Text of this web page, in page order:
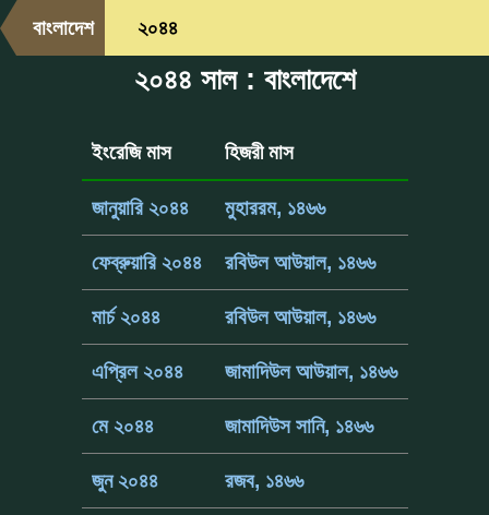
বাংলাদেশ ২০৪৪
২০৪৪ সাল : বাংলাদেশে
ইংরেজি মাস হিজরী মাস
জানুয়ারি ২০৪৪ মুহাররম, ১৪৬৬
ফেব্রুয়ারি ২০৪৪ রবিউল আউয়াল, ১৪৬৬
মার্চ ২০৪৪ রবিউল আউয়াল, ১৪৬৬
এপ্রিল ২০৪৪ জামাদিউল আউয়াল, ১৪৬৬
মে ২০৪৪ জামাদিউস সানি, ১৪৬৬
জুন ২০৪৪ রজব, ১৪৬৬